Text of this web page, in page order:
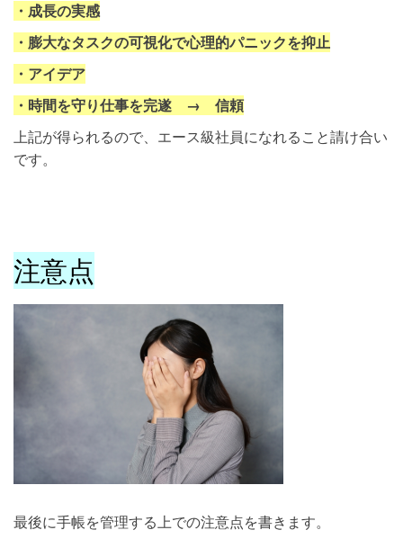
・成長の実感
・膨大なタスクの可視化で心理的パニックを抑止
・アイデア
・時間を守り仕事を完遂 → 信頼
上記が得られるので、エース級社員になれること請け合い
です。
注意点
最後に手帳を管理する上での注意点を書きます。